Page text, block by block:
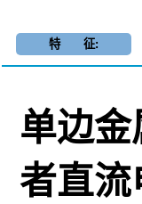
特 征:
单边
者直